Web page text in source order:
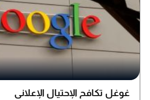
غوغل تكافح الإحتيال الإعلاني